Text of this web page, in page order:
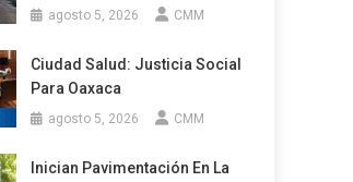
agosto 5, 2026 CMM
Ciudad Salud: Justicia Social
Para Oaxaca
agosto 5, 2026 CMM
Inician Pavimentación En La